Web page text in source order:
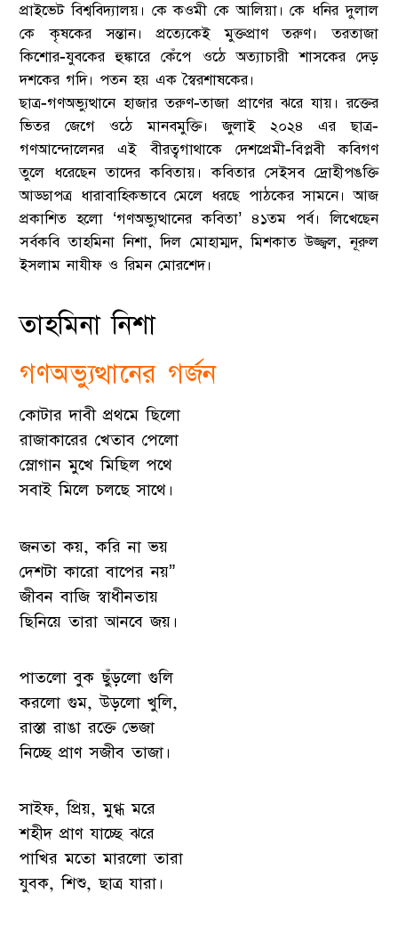
প্রাইভেট বিশ্ববিদ্যালয়। কে কওমী কে আলিয়া। কে ধনির দুলাল
কে কৃষকের সন্তান। প্রত্যেকেই মুক্তপ্রাণ তরুণ। তরতাজা
কিশোর-যুবকের হুঙ্কারে কেঁপে ওঠে অত্যাচারী শাসকের দেড়
দশকের গদি। পতন হয় এক স্বৈরশাষকের।
ছাত্র-গণঅভ্যুত্থানে হাজার তরুণ-তাজা প্রাণের ঝরে যায়। রক্তের
ভিতর জেগে ওঠে মানবমুক্তি। জুলাই ২০২৪ এর ছাত্র-
গণআন্দোলেনর এই বীরত্বগাথাকে দেশপ্রেমী-বিপ্লবী কবিগণ
তুলে ধরেছেন তাদের কবিতায়। কবিতার সেইসব দ্রোহীপঙক্তি
আড্ডাপত্র ধারাবাহিকভাবে মেলে ধরছে পাঠকের সামনে। আজ
প্রকাশিত হলো ‘গণঅভ্যুত্থানের কবিতা’ ৪১তম পর্ব। লিখেছেন
সর্বকবি তাহমিনা নিশা, দিল মোহাম্মদ, মিশকাত উজ্জ্বল, নূরুল
ইসলাম নাযীফ ও রিমন মোরশেদ।
তাহমিনা নিশা
গণঅভ্যুত্থানের গর্জন
কোটার দাবী প্রথমে ছিলো
রাজাকারের খেতাব পেলো
স্লোগান মুখে মিছিল পথে
সবাই মিলে চলছে সাথে।
জনতা কয়, করি না ভয়
দেশটা কারো বাপের নয়”
জীবন বাজি স্বাধীনতায়
ছিনিয়ে তারা আনবে জয়।
পাতলো বুক ছুঁড়লো গুলি
করলো গুম, উড়লো খুলি,
রাস্তা রাঙা রক্তে ভেজা
নিচ্ছে প্রাণ সজীব তাজা।
সাইফ, প্রিয়, মুগ্ধ মরে
শহীদ প্রাণ যাচ্ছে ঝরে
পাখির মতো মারলো তারা
যুবক, শিশু, ছাত্র যারা।